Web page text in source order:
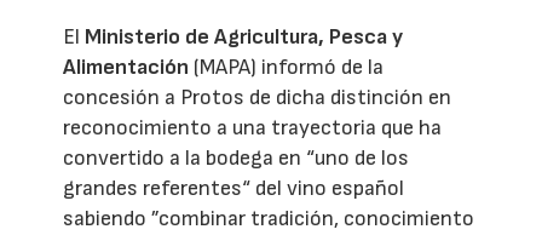
El Ministerio de Agricultura, Pesca y
Alimentación (MAPA) informó de la
concesión a Protos de dicha distinción en
reconocimiento a una trayectoria que ha
convertido a la bodega en “uno de los
grandes referentes“ del vino español
sabiendo ”combinar tradición, conocimiento